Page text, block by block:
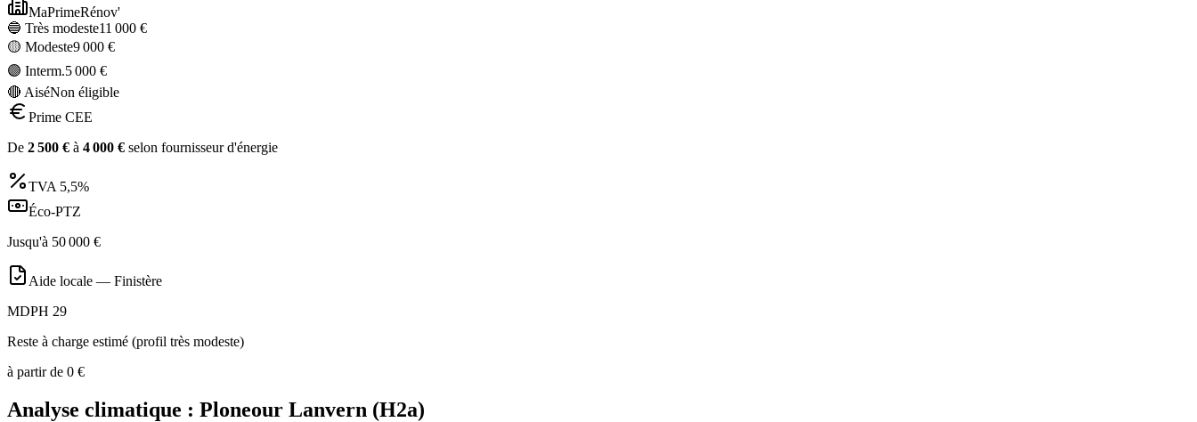
MaPrimeRénov'
🔵 Très modeste11 000 €
🟡 Modeste9 000 €
🟣 Interm.5 000 €
🔴 AiséNon éligible
Prime CEE
De 2 500 € à 4 000 € selon fournisseur d'énergie
TVA 5,5%
Éco-PTZ
Jusqu'à 50 000 €
Aide locale — Finistère
MDPH 29
Reste à charge estimé (profil très modeste)
à partir de 0 €
Analyse climatique : Ploneour Lanvern (H2a)